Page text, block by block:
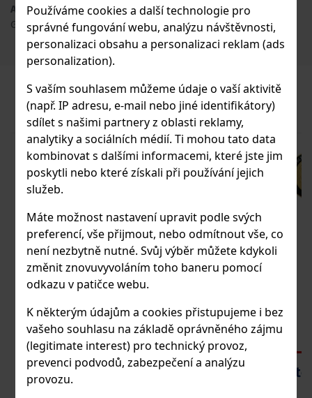
Používáme cookies a další technologie pro
správné fungování webu, analýzu návštěvnosti,
personalizaci obsahu a personalizaci reklam (ads
personalization).
S vaším souhlasem můžeme údaje o vaší aktivitě
(např. IP adresu, e-mail nebo jiné identifikátory)
sdílet s našimi partnery z oblasti reklamy,
analytiky a sociálních médií. Ti mohou tato data
kombinovat s dalšími informacemi, které jste jim
poskytli nebo které získali při používání jejich
služeb.
Máte možnost nastavení upravit podle svých
preferencí, vše přijmout, nebo odmítnout vše, co
není nezbytně nutné. Svůj výběr můžete kdykoli
změnit znovuvyvoláním toho baneru pomocí
odkazu v patičce webu.
K některým údajům a cookies přistupujeme i bez
vašeho souhlasu na základě oprávněného zájmu
(legitimate interest) pro technický provoz,
prevenci podvodů, zabezpečení a analýzu
provozu.
Adresa výrobce : Horvath's Spezereyen Kontor,
Gutenbergstrasse 7, A-2232 Wagram, AT
PODOBNÉ PRODUKTY
Austrian Empire Navy Rum